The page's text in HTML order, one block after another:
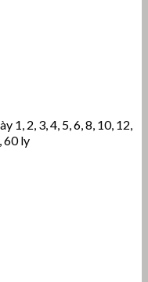
1, 2, 3, 4, 5, 6, 8, 10, 12,
60 ly